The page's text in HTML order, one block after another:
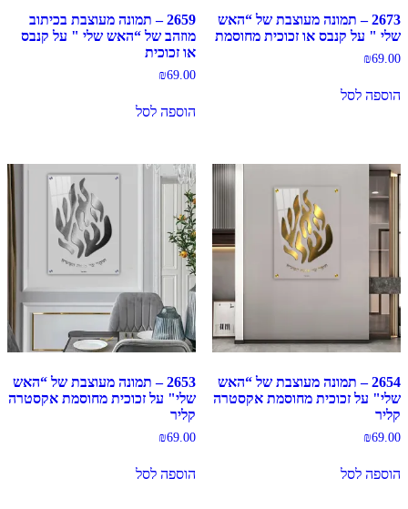
2673 – תמונה מעוצבת של “האש
שלי " על קנבס או זכוכית מחוסמת
₪69.00
הוספה לסל
2659 – תמונה מעוצבת בכיתוב
מוזהב של “האש שלי " על קנבס
או זכוכית
₪69.00
הוספה לסל
2654 – תמונה מעוצבת של “האש
שלי" על זכוכית מחוסמת אקסטרה
קליר
₪69.00
הוספה לסל
2653 – תמונה מעוצבת של “האש
שלי" על זכוכית מחוסמת אקסטרה
קליר
₪69.00
הוספה לסל